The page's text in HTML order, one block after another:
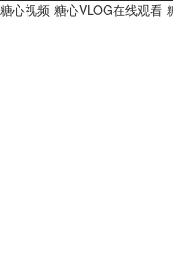
糖心视频-糖心VLOG在线观看